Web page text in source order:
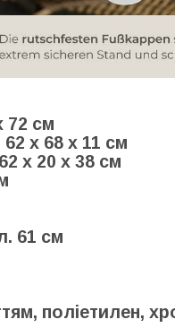
72 см
х 68 х 11 см
х 20 х 38 см
61 см
поліетилен,